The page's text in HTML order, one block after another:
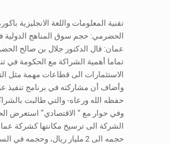
تقنية المعلومات واللغة الانجليزية
الحضرمي: حجم سوق المناهج الدولية في الشرق
عمان: قال الدكتور جلال بن صالح
تماما أهمية الشراكة مع الحكومة
الاستثمارات الى قطاعات مهمة مثل
وأضاف أن مشاركته في برنامج تنفيذ
حفظه الله ورعاه- والتي طالبت
وفي حوار مع “ الاقتصادي” استعرض
الشركة الى ترسيخ مكانتها كشركة
حجمه الى 2 مليار ريال، وحجمه في السلطنة 156 مليون ريال.